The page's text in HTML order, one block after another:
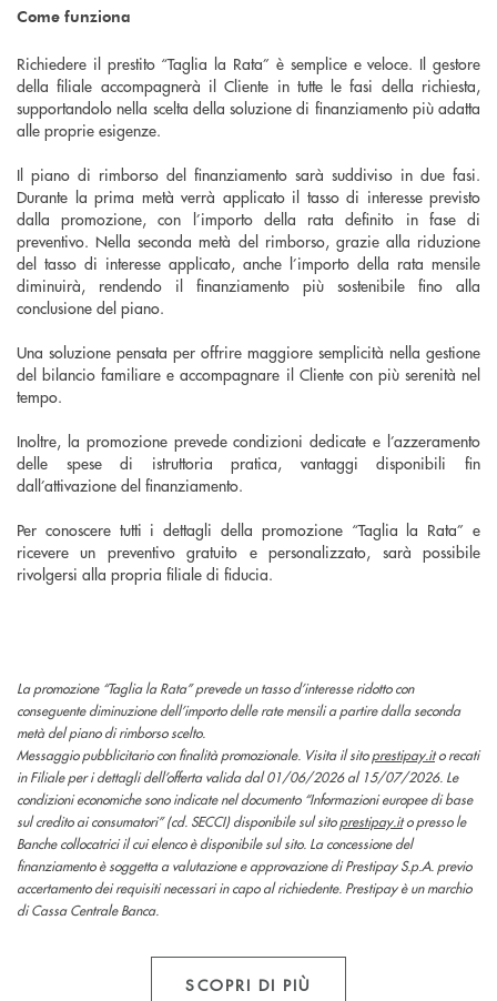
Come funziona
Richiedere il prestito “Taglia la Rata” è semplice e veloce. Il gestore
della filiale accompagnerà il Cliente in tutte le fasi della richiesta,
supportandolo nella scelta della soluzione di finanziamento più adatta
alle proprie esigenze.
Il piano di rimborso del finanziamento sarà suddiviso in due fasi.
Durante la prima metà verrà applicato il tasso di interesse previsto
dalla promozione, con l’importo della rata definito in fase di
preventivo. Nella seconda metà del rimborso, grazie alla riduzione
del tasso di interesse applicato, anche l’importo della rata mensile
diminuirà, rendendo il finanziamento più sostenibile fino alla
conclusione del piano.
Una soluzione pensata per offrire maggiore semplicità nella gestione
del bilancio familiare e accompagnare il Cliente con più serenità nel
tempo.
Inoltre, la promozione prevede condizioni dedicate e l’azzeramento
delle spese di istruttoria pratica, vantaggi disponibili fin
dall’attivazione del finanziamento.
Per conoscere tutti i dettagli della promozione “Taglia la Rata” e
ricevere un preventivo gratuito e personalizzato, sarà possibile
rivolgersi alla propria filiale di fiducia.
La promozione “Taglia la Rata” prevede un tasso d’interesse ridotto con
conseguente diminuzione dell’importo delle rate mensili a partire dalla seconda
metà del piano di rimborso scelto.
Messaggio pubblicitario con finalità promozionale. Visita il sitoprestipay.ito recati
in Filiale per i dettagli dell’offerta valida dal 01/06/2026 al 15/07/2026. Le
condizioni economiche sono indicate nel documento “Informazioni europee di base
sul credito ai consumatori” (cd. SECCI) disponibile sul sitoprestipay.ito presso le
Banche collocatrici il cui elenco è disponibile sul sito. La concessione del
finanziamento è soggetta a valutazione e approvazione di Prestipay S.p.A. previo
accertamento dei requisiti necessari in capo al richiedente. Prestipay è un marchio
di Cassa Centrale Banca.
SCOPRI DI PIÙ